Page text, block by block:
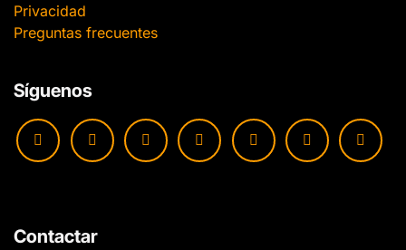
Privacidad
Preguntas frecuentes
Síguenos
Contactar